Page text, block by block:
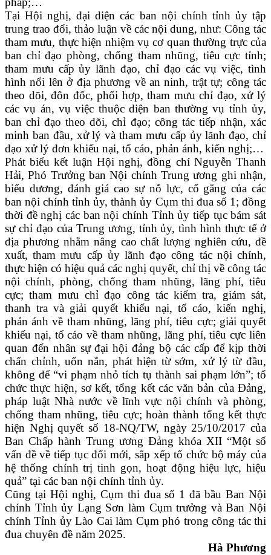
Tại Hội nghị, đại diện các ban nội chính tỉnh ủy tập
trung trao đổi, thảo luận về các nội dung, như: Công tác
tham mưu, thực hiện nhiệm vụ cơ quan thường trực của
ban chỉ đạo phòng, chống tham nhũng, tiêu cực tỉnh;
tham mưu cấp ủy lãnh đạo, chỉ đạo các vụ việc, tình
hình nổi lên ở địa phương về an ninh, trật tự; công tác
theo dõi, đôn đốc, phối hợp, tham mưu chỉ đạo, xử lý
các vụ án, vụ việc thuộc diện ban thường vụ tỉnh ủy,
ban chỉ đạo theo dõi, chỉ đạo; công tác tiếp nhận, xác
minh ban đầu, xử lý và tham mưu cấp ủy lãnh đạo, chỉ
đạo xử lý đơn khiếu nại, tố cáo, phản ánh, kiến nghị;…
Phát biểu kết luận Hội nghị, đồng chí Nguyễn Thanh
Hải, Phó Trưởng ban Nội chính Trung ương ghi nhận,
biểu dương, đánh giá cao sự nỗ lực, cố gắng của các
ban nội chính tỉnh ủy, thành ủy Cụm thi đua số 1; đồng
thời đề nghị các ban nội chính Tỉnh ủy tiếp tục bám sát
sự chỉ đạo của Trung ương, tỉnh ủy, tình hình thực tế ở
địa phương nhằm nâng cao chất lượng nghiên cứu, đề
xuất, tham mưu cấp ủy lãnh đạo công tác nội chính,
thực hiện có hiệu quả các nghị quyết, chỉ thị về công tác
nội chính, phòng, chống tham nhũng, lãng phí, tiêu
cực; tham mưu chỉ đạo công tác kiểm tra, giám sát,
thanh tra và giải quyết khiếu nại, tố cáo, kiến nghị,
phản ánh về tham nhũng, lãng phí, tiêu cực; giải quyết
khiếu nại, tố cáo về tham nhũng, lãng phí, tiêu cực liên
quan đến nhân sự đại hội đảng bộ các cấp để kịp thời
chấn chỉnh, uốn nắn, phát hiện từ sớm, xử lý từ đầu,
không để “vi phạm nhỏ tích tụ thành sai phạm lớn”; tổ
chức thực hiện, sơ kết, tổng kết các văn bản của Đảng,
pháp luật Nhà nước về lĩnh vực nội chính và phòng,
chống tham nhũng, tiêu cực; hoàn thành tổng kết thực
hiện Nghị quyết số 18-NQ/TW, ngày 25/10/2017 của
Ban Chấp hành Trung ương Đảng khóa XII “Một số
vấn đề về tiếp tục đổi mới, sắp xếp tổ chức bộ máy của
hệ thống chính trị tinh gọn, hoạt động hiệu lực, hiệu
quả” tại các ban nội chính tỉnh ủy.
Cũng tại Hội nghị, Cụm thi đua số 1 đã bầu Ban Nội
chính Tỉnh ủy Lạng Sơn làm Cụm trưởng và Ban Nội
chính Tỉnh ủy Lào Cai làm Cụm phó trong công tác thi
đua chuyên đề năm 2025.
Hà Phương